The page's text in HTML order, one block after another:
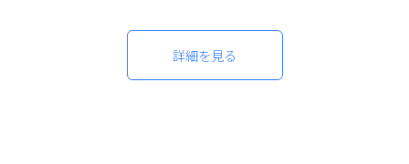
詳細を見る